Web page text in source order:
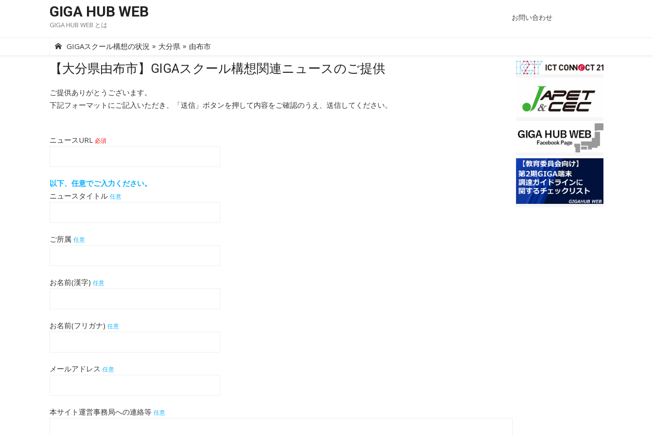
GIGA HUB WEB
GIGA HUB WEB とは
お問い合わせ
GIGAスクール構想の状況 » 大分県 » 由布市
【大分県由布市】GIGAスクール構想関連ニュースのご提供
ご提供ありがとうございます。
下記フォーマットにご記入いただき、「送信」ボタンを押して内容をご確認のうえ、送信してください。
ニュースURL 必須
以下、任意でご入力ください。
ニュースタイトル 任意
ご所属 任意
お名前(漢字) 任意
お名前(フリガナ) 任意
メールアドレス 任意
本サイト運営事務局への連絡等 任意